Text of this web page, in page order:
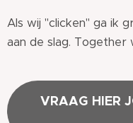
Als wij "clicken" ga ik
aan de slag. Together
VRAAG HIER